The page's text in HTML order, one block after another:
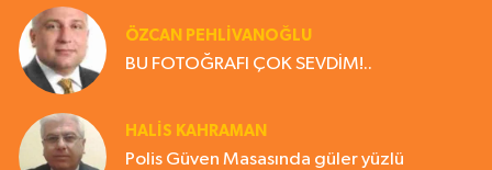
ÖZCAN PEHLİVANOĞLU
BU FOTOĞRAFI ÇOK SEVDİM!..
HALIS KAHRAMAN
Polis Güven Masasında güler yüzlü